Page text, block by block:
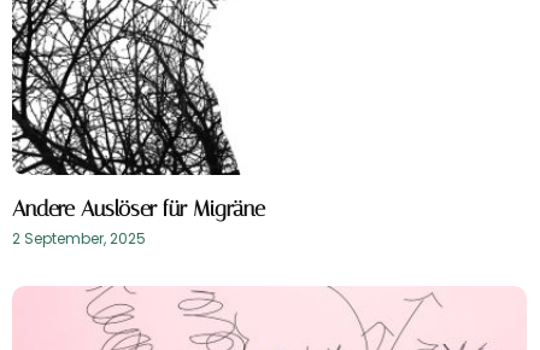
Andere Auslöser für Migräne
2 September, 2025